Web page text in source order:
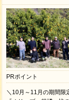
PRポイント
＼10月～11月の期間限